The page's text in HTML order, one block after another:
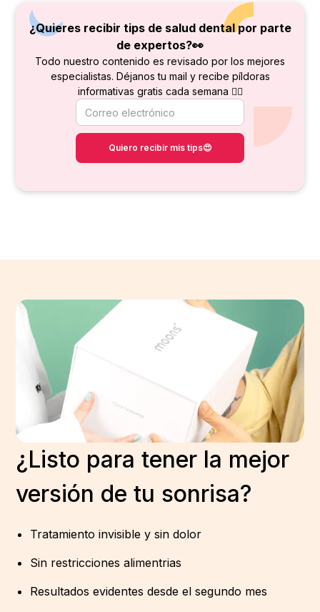
¿Quieres recibir tips de salud dental por parte
de expertos?👀
Todo nuestro contenido es revisado por los mejores
especialistas. Déjanos tu mail y recibe píldoras
informativas gratis cada semana 👇🏻
¿Listo para tener la mejor
versión de tu sonrisa?
Tratamiento invisible y sin dolor
Sin restricciones alimentrias
Resultados evidentes desde el segundo mes